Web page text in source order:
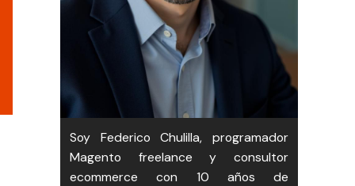
Soy Federico Chulilla, programador
Magento freelance y consultor
ecommerce con 10 años de